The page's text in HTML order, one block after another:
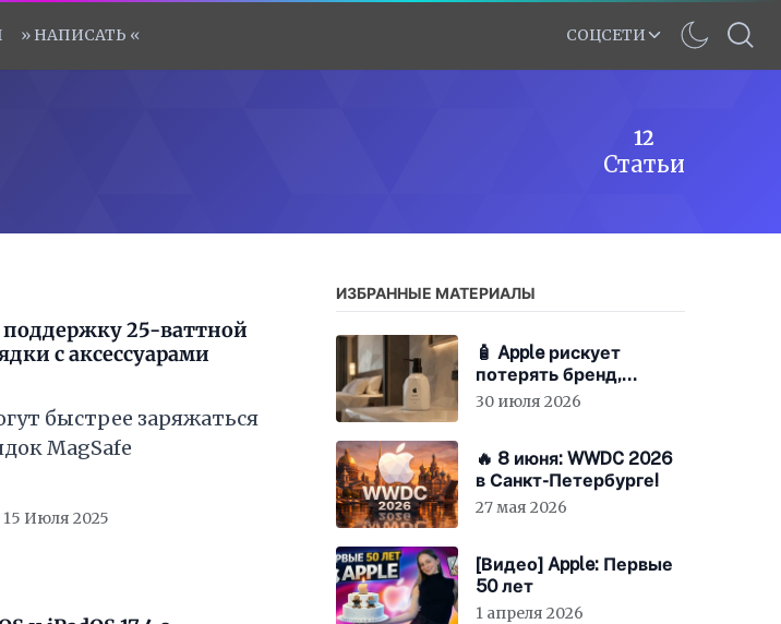
» НАПИСАТЬ « СОЦСЕТИ
12
Статьи
поддержку 25-ваттной
с аксессуарами
быстрее заряжаться
MagSafe
15 Июля 2025
ИЗБРАННЫЕ МАТЕРИАЛЫ
🧴 Apple рискует
потерять бренд,
экономя на «мыле»
30 июля 2026
🔥 8 июня: WWDC 2026
в Санкт-Петербурге!
27 мая 2026
[Видео] Apple: Первые
50 лет
1 апреля 2026